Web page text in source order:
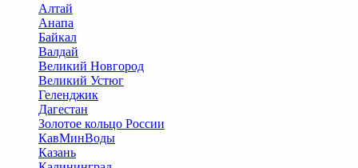
Алтай
Анапа
Байкал
Валдай
Великий Новгород
Великий Устюг
Геленджик
Дагестан
Золотое кольцо России
КавМинВоды
Казань